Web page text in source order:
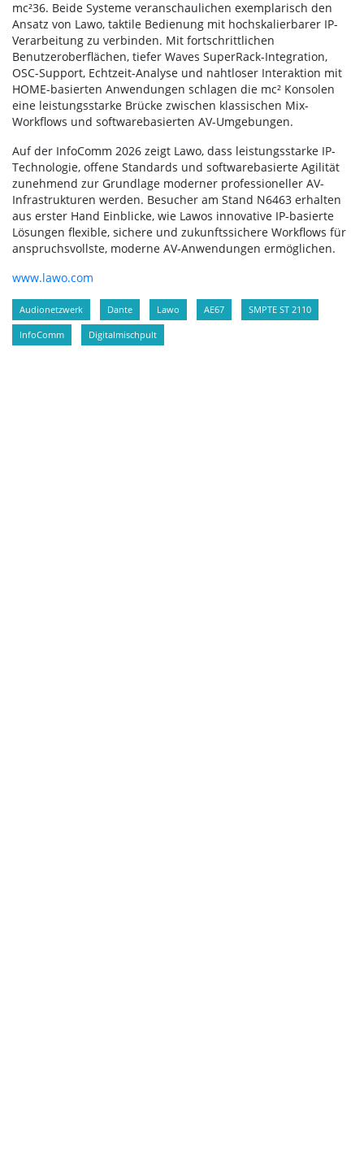
mc²36. Beide Systeme veranschaulichen exemplarisch den
Ansatz von Lawo, taktile Bedienung mit hochskalierbarer IP-
Verarbeitung zu verbinden. Mit fortschrittlichen
Benutzeroberflächen, tiefer Waves SuperRack-Integration,
OSC-Support, Echtzeit-Analyse und nahtloser Interaktion mit
HOME-basierten Anwendungen schlagen die mc² Konsolen
eine leistungsstarke Brücke zwischen klassischen Mix-
Workflows und softwarebasierten AV-Umgebungen.
Auf der InfoComm 2026 zeigt Lawo, dass leistungsstarke IP-
Technologie, offene Standards und softwarebasierte Agilität
zunehmend zur Grundlage moderner professioneller AV-
Infrastrukturen werden. Besucher am Stand N6463 erhalten
aus erster Hand Einblicke, wie Lawos innovative IP-basierte
Lösungen flexible, sichere und zukunftssichere Workflows für
anspruchsvollste, moderne AV-Anwendungen ermöglichen.
www.lawo.com
Audionetzwerk Dante Lawo AE67 SMPTE ST 2110
InfoComm Digitalmischpult